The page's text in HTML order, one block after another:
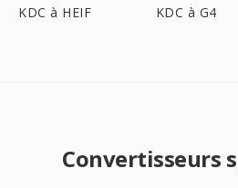
KDC à HEIF KDC à G4
Convertisseurs